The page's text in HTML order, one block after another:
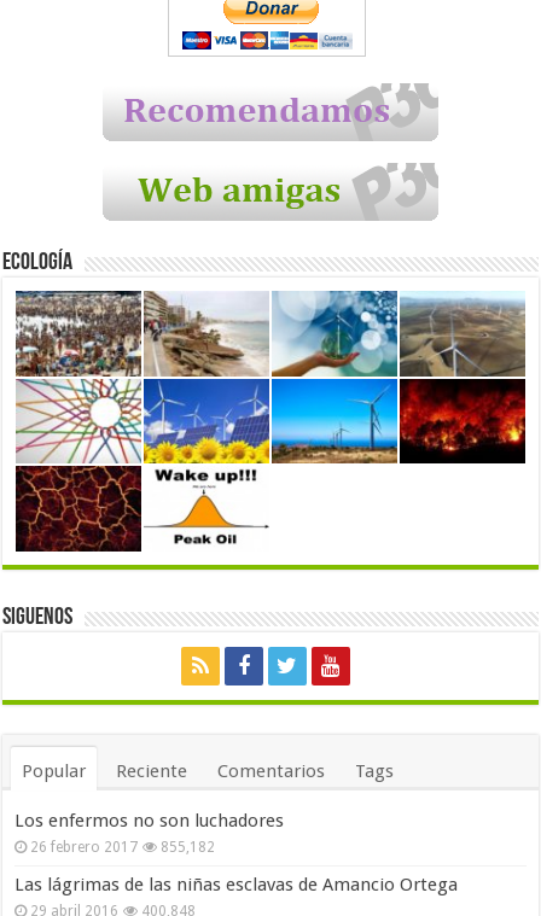
Ecología
Siguenos
Popular Reciente Comentarios Tags
Los enfermos no son luchadores
26 febrero 2017 855,182
Las lágrimas de las niñas esclavas de Amancio Ortega
29 abril 2016 400,848